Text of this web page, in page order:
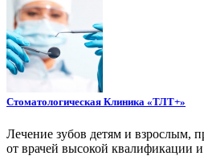
Стоматологическая Клиника «ТЛТ+»
Лечение зубов детям и взрослым,
от врачей высокой квалификации